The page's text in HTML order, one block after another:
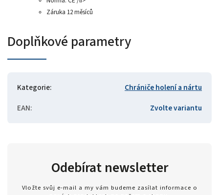
Záruka 12 měsíců
Doplňkové parametry
Kategorie:
Chrániče holení a nártu
EAN: Zvolte variantu
Odebírat newsletter
Vložte svůj e-mail a my vám budeme zasílat informace o